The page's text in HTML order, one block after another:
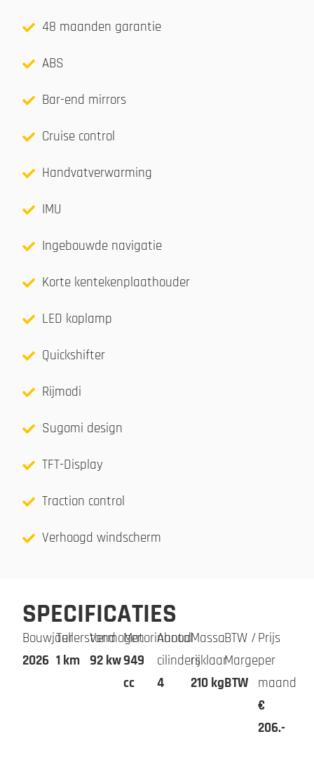
48 maanden garantie
ABS
Bar-end mirrors
Cruise control
Handvatverwarming
IMU
Ingebouwde navigatie
Korte kentekenplaathouder
LED koplamp
Quickshifter
Rijmodi
Sugomi design
TFT-Display
Traction control
Verhoogd windscherm
SPECIFICATIES
Bouwjaar
2026
Tellerstand
1 km
Vermogen
92 kw
Motorinhoud
949
cc
Aantal
cilinders
4
Massa
rijklaar
210 kg
BTW /
Marge
BTW
Prijs
per
maand
€
206.-